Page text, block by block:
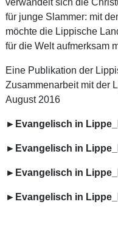
verwandelt sich die
für junge Slammer: mit
möchte die Lippische
für die Welt aufmerksam
Eine Publikation der
Zusammenarbeit mit der
August 2016
►Evangelisch in
►Evangelisch in
►Evangelisch in
►Evangelisch in